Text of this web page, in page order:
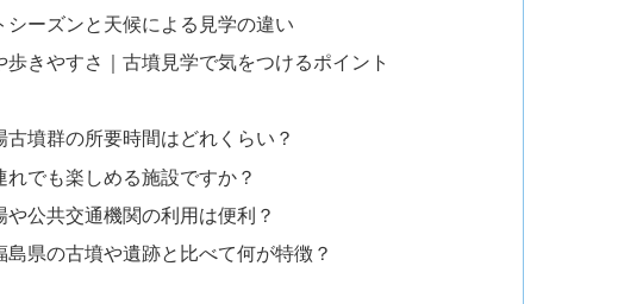
シーズンと天候による見学の違い
歩きやすさ｜古墳見学で気をつけるポイント
古墳群の所要時間はどれくらい？
れでも楽しめる施設ですか？
や公共交通機関の利用は便利？
島県の古墳や遺跡と比べて何が特徴？